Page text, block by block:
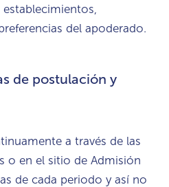
del apoderado.
de postulación y
a través de las
o en el sitio de Admisión
de cada periodo y así no